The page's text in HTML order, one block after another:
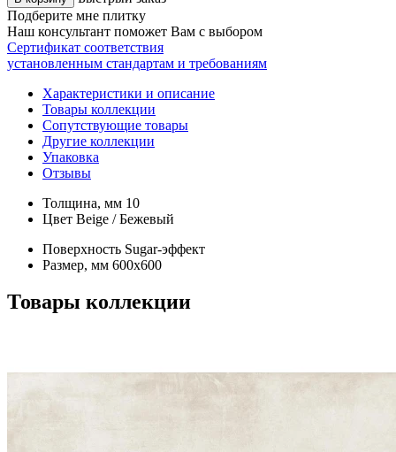
Подберите мне плитку
Наш консультант поможет Вам с выбором
Сертификат соответствия
установленным стандартам и требованиям
Характеристики и описание
Товары коллекции
Сопутствующие товары
Другие коллекции
Упаковка
Отзывы
Толщина, мм 10
Цвет Beige / Бежевый
Поверхность Sugar-эффект
Размер, мм 600х600
Товары коллекции